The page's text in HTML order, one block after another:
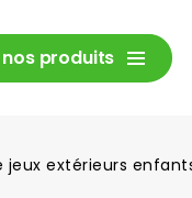
nos produits
jeux extérieurs